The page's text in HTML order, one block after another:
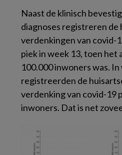
Naast de klinisch
diagnoses registreren de
verdenkingen van covid-
piek in week 13, toen het
100.000 inwoners was.
registreerden de
verdenking van covid-19
inwoners. Dat is net